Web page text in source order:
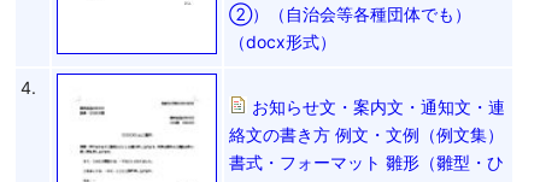
②）（自治会等各種団体でも）
（docx形式）
4.
お知らせ文・案内文・通知文・連
絡文の書き方 例文・文例（例文集）
書式・フォーマット 雛形（雛型・ひ